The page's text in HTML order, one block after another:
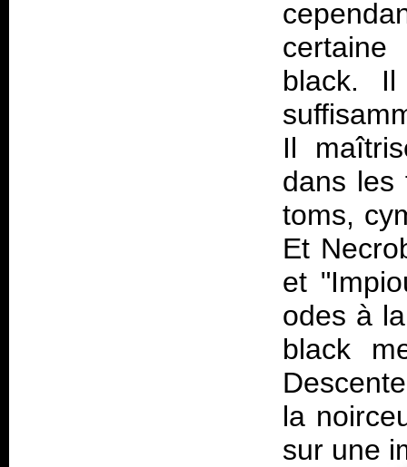
black.
Il
dans les
toms,
Et
et
odes à
black
la
sur une